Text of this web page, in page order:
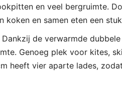
en veel bergruimte.
en samen eten een
Dankzij de verwarmde
Genoeg plek voor kites,
heeft vier aparte lades,